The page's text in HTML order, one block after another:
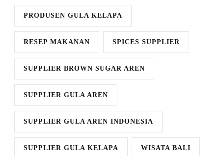
PRODUSEN GULA KELAPA
RESEP MAKANAN SPICES SUPPLIER
SUPPLIER BROWN SUGAR AREN
SUPPLIER GULA AREN
SUPPLIER GULA AREN INDONESIA
SUPPLIER GULA KELAPA WISATA BALI